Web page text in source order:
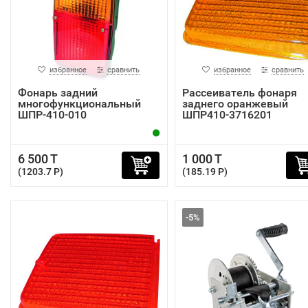
избранное сравнить
Фонарь задний
многофункциональный
ШПР-410-010
6 500 T
(1203.7 P)
избранное сравнить
Рассеиватель фонаря
заднего оранжевый
ШПР410-3716201
1 000 T
(185.19 P)
-5%